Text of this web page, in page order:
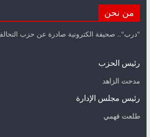
من نحن
"درب".. صحيفة الكترونية صادرة عن حزب
رئيس الحزب
مدحت الزاهد
رئيس مجلس الإدارة
طلعت فهمي